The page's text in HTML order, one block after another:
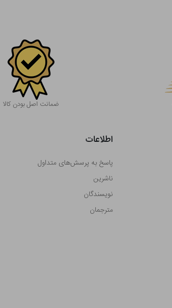
ضمانت اصل بودن کالا
اطلاعات
پاسخ به پرسش‌های متداول
ناشرین
نویسندگان
مترجمان